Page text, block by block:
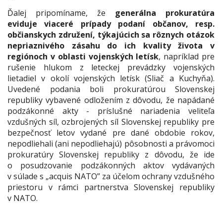
Ďalej pripomíname, že generálna prokuratúra
eviduje viaceré prípady podaní občanov, resp.
občianskych združení, týkajúcich sa rôznych otázok
nepriaznivého zásahu do ich kvality života v
regiónoch v oblasti vojenských letísk, napríklad pre
rušenie hlukom z leteckej prevádzky vojenských
lietadiel v okolí vojenských letísk (Sliač a Kuchyňa).
Uvedené podania boli prokuratúrou Slovenskej
republiky vybavené odložením z dôvodu, že napádané
podzákonné akty - príslušné nariadenia veliteľa
vzdušných síl, ozbrojených síl Slovenskej republiky pre
bezpečnosť letov vydané pre dané obdobie rokov,
nepodliehali (ani nepodliehajú) pôsobnosti a právomoci
prokuratúry Slovenskej republiky z dôvodu, že ide
o posudzovanie podzákonných aktov vydávaných
v súlade s „acquis NATO” za účelom ochrany vzdušného
priestoru v rámci partnerstva Slovenskej republiky
v NATO.